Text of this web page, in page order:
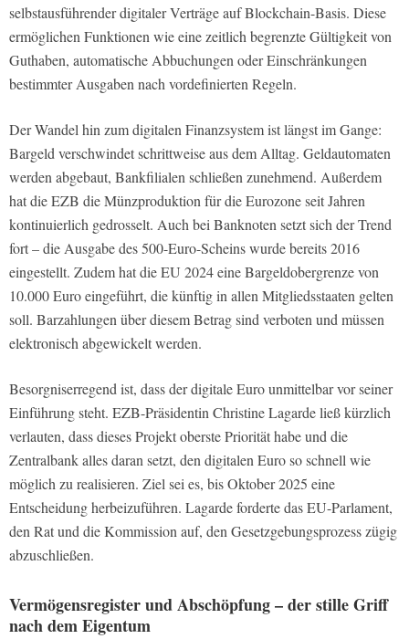
selbstausführender digitaler Verträge auf Blockchain-Basis. Diese
ermöglichen Funktionen wie eine zeitlich begrenzte Gültigkeit von
Guthaben, automatische Abbuchungen oder Einschränkungen
bestimmter Ausgaben nach vordefinierten Regeln.
Der Wandel hin zum digitalen Finanzsystem ist längst im Gange:
Bargeld verschwindet schrittweise aus dem Alltag. Geldautomaten
werden abgebaut, Bankfilialen schließen zunehmend. Außerdem
hat die EZB die Münzproduktion für die Eurozone seit Jahren
kontinuierlich gedrosselt. Auch bei Banknoten setzt sich der Trend
fort – die Ausgabe des 500-Euro-Scheins wurde bereits 2016
eingestellt. Zudem hat die EU 2024 eine Bargeldobergrenze von
10.000 Euro eingeführt, die künftig in allen Mitgliedsstaaten gelten
soll. Barzahlungen über diesem Betrag sind verboten und müssen
elektronisch abgewickelt werden.
Besorgniserregend ist, dass der digitale Euro unmittelbar vor seiner
Einführung steht. EZB-Präsidentin Christine Lagarde ließ kürzlich
verlauten, dass dieses Projekt oberste Priorität habe und die
Zentralbank alles daran setzt, den digitalen Euro so schnell wie
möglich zu realisieren. Ziel sei es, bis Oktober 2025 eine
Entscheidung herbeizuführen. Lagarde forderte das EU-Parlament,
den Rat und die Kommission auf, den Gesetzgebungsprozess zügig
abzuschließen.
Vermögensregister und Abschöpfung – der stille Griff
nach dem Eigentum